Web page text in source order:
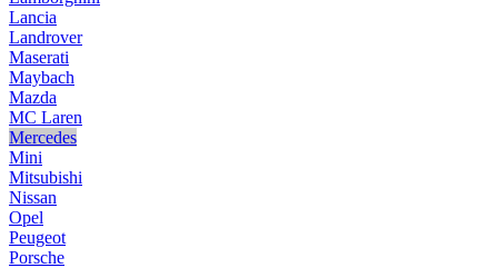
Lancia
Landrover
Maserati
Maybach
Mazda
MC Laren
Mercedes
Mini
Mitsubishi
Nissan
Opel
Peugeot
Porsche